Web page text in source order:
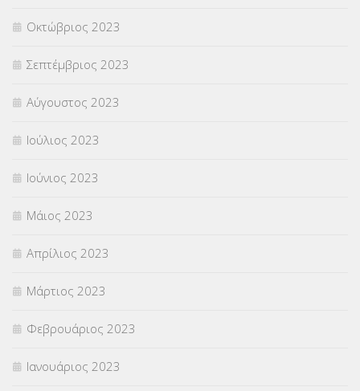
Οκτώβριος 2023
Σεπτέμβριος 2023
Αύγουστος 2023
Ιούλιος 2023
Ιούνιος 2023
Μάιος 2023
Απρίλιος 2023
Μάρτιος 2023
Φεβρουάριος 2023
Ιανουάριος 2023